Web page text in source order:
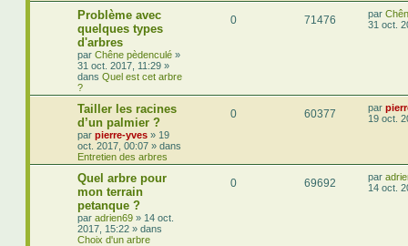
Problème avec
quelques types
d'arbres
par Chêne pèdenculé »
31 oct. 2017, 11:29 »
dans Quel est cet arbre
?
0 71476 par
31 oct.
Tailler les racines
d’un palmier ?
par pierre-yves » 19
oct. 2017, 00:07 » dans
Entretien des arbres
0 60377 par
19 oct.
Quel arbre pour
mon terrain
petanque ?
par adrien69 » 14 oct.
2017, 15:22 » dans
Choix d'un arbre
0 69692 par
14 oct.